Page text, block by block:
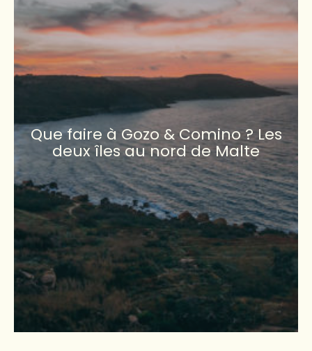
Que faire à Gozo & Comino ? Les
deux îles au nord de Malte